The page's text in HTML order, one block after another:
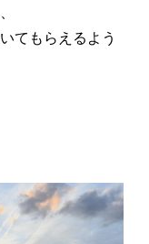
てもらえるよう